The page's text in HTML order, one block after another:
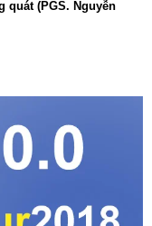
quát (PGS. Nguyễn